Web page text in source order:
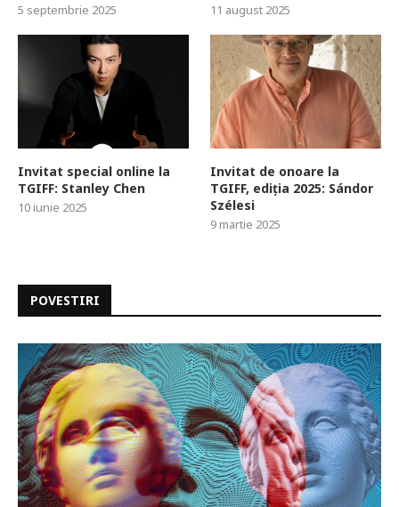
5 septembrie 2025 11 august 2025
Invitat special online la
TGIFF: Stanley Chen
10 iunie 2025
Invitat de onoare la
TGIFF, ediția 2025: Sándor
Szélesi
9 martie 2025
POVESTIRI